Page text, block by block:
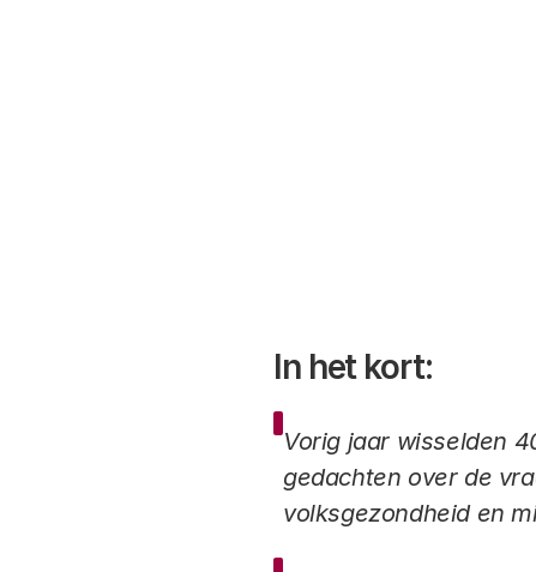
In het kort:
Vorig jaar wisselden
gedachten over de
volksgezondheid en